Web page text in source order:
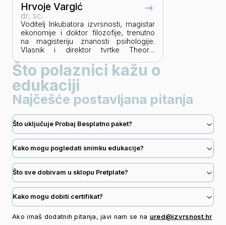
Hrvoje Vargić
dr. sc.
Voditelj Inkubatora izvrsnosti, magistar
ekonomije i doktor filozofije, trenutno
na magisteriju znanosti psihologije.
Vlasnik i direktor tvrtke Theoria
savjetovanje u pripremi i provedbi EU
projekata. Certificiran od HANFA-e za
financijskog savjetnika. Zadnjih destak
godina radio je na pripremi i provedbi
EU projekata i vođenju međunarodne
Što polaznici kažu o
edukaciji
Najčešće postavljana pitanja
Što uključuje Probaj Besplatno paket?
Kako mogu pogledati snimku edukacije?
Što sve dobivam u sklopu Pretplate?
Kako mogu dobiti certifikat?
Ako imaš dodatnih pitanja, javi nam se na ured@izvrsnost.hr